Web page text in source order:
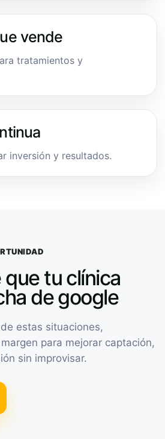
vende
tratamientos y
inversión y resultados.
que tu clínica
de google
estas situaciones,
para mejorar captación,
sin improvisar.